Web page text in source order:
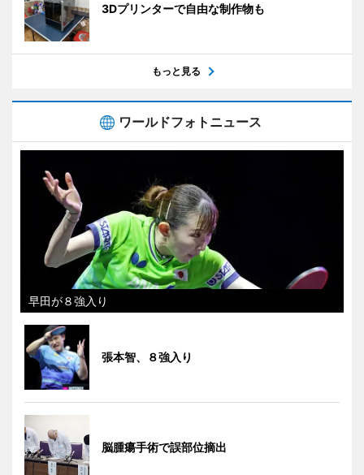
3Dプリンターで自由な制作物も
もっと見る
ワールドフォトニュース
早田が８強入り
張本智、８強入り
脳腫瘍手術で誤部位摘出